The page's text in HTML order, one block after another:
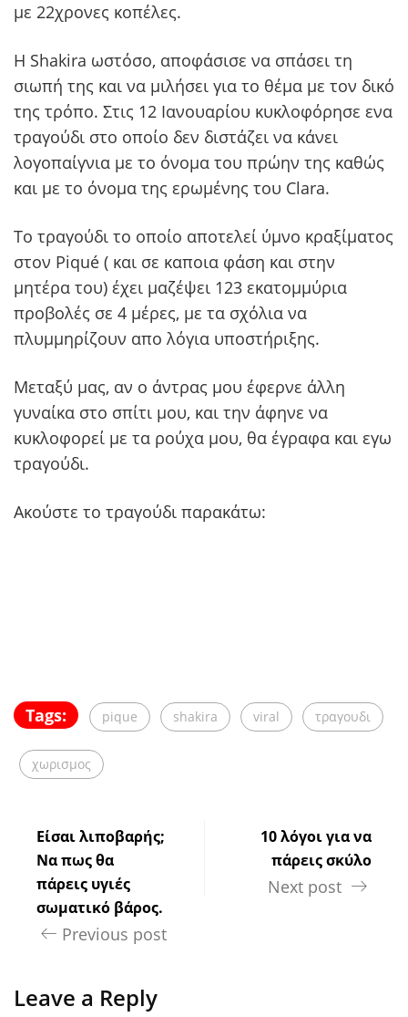
με 22χρονες κοπέλες.
Η Shakira ωστόσο, αποφάσισε να σπάσει τη
σιωπή της και να μιλήσει για το θέμα με τον δικό
της τρόπο. Στις 12 Ιανουαρίου κυκλοφόρησε ενα
τραγούδι στο οποίο δεν διστάζει να κάνει
λογοπαίγνια με το όνομα του πρώην της καθώς
και με το όνομα της ερωμένης του Clara.
Το τραγούδι το οποίο αποτελεί ύμνο κραξίματος
στον Piqué ( και σε καποια φάση και στην
μητέρα του) έχει μαζέψει 123 εκατομμύρια
προβολές σε 4 μέρες, με τα σχόλια να
πλυμμηρίζουν απο λόγια υποστήριξης.
Μεταξύ μας, αν ο άντρας μου έφερνε άλλη
γυναίκα στο σπίτι μου, και την άφηνε να
κυκλοφορεί με τα ρούχα μου, θα έγραφα και εγω
τραγούδι.
Ακούστε το τραγούδι παρακάτω:
Tags: pique shakira viral τραγουδι
χωρισμος
Είσαι λιποβαρής;
Να πως θα
πάρεις υγιές
σωματικό βάρος.
Previous post
10 λόγοι για να
πάρεις σκύλο
Next post
Leave a Reply